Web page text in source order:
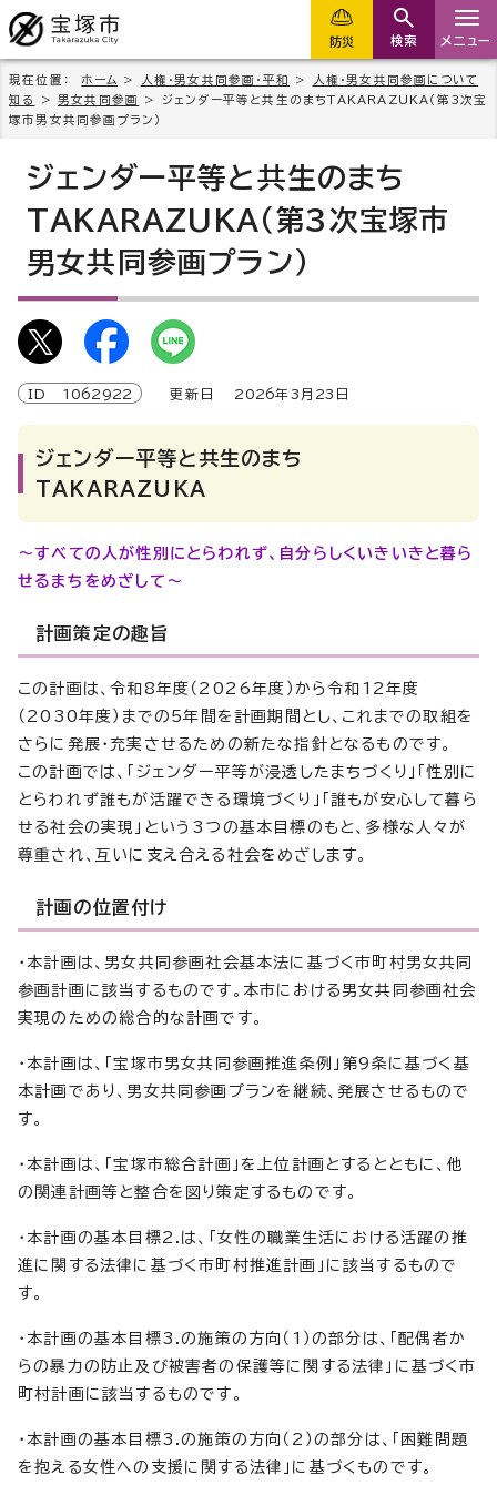
防災 検索 メニュー
現在位置： ホーム > 人権・男女共同参画・平和 >
人権・男女共同参画について
知る
>男女共同参画
> ジェンダー平等と共生のまちTAKARAZUKA（第3次宝
塚市男女共同参画プラン）
ジェンダー平等と共生のまち
TAKARAZUKA（第3次宝塚市
男女共同参画プラン）
ID 1062922 更新日 2026年3月 23 日
ジェンダー平等と共生のまち
TAKARAZUKA
～すべての人が性別にとらわれず、自分らしくいきいきと暮ら
せるまちをめざして～
計画策定の趣旨
この計画は、令和8年度（2026年度）から令和12年度
（2030年度）までの5年間を計画期間とし、これまでの取組を
さらに発展・充実させるための新たな指針となるものです。
この計画では、「ジェンダー平等が浸透したまちづくり」「性別に
とらわれず誰もが活躍できる環境づくり」「誰もが安心して暮ら
せる社会の実現」という3つの基本目標のもと、多様な人々が
尊重され、互いに支え合える社会をめざします。
計画の位置付け
・本計画は、男女共同参画社会基本法に基づく市町村男女共同
参画計画に該当するものです。本市における男女共同参画社会
実現のための総合的な計画です。
・本計画は、「宝塚市男女共同参画推進条例」第9条に基づく基
本計画であり、男女共同参画プランを継続、発展させるもので
す。
・本計画は、「宝塚市総合計画」を上位計画とするとともに、他
の関連計画等と整合を図り策定するものです。
・本計画の基本目標2.は、「女性の職業生活における活躍の推
進に関する法律に基づく市町村推進計画」に該当するもので
す。
・本計画の基本目標3.の施策の方向（1）の部分は、「配偶者か
らの暴力の防止及び被害者の保護等に関する法律」に基づく市
町村計画に該当するものです。
・本計画の基本目標3.の施策の方向（2）の部分は、「困難問題
を抱える女性への支援に関する法律」に基づくものです。